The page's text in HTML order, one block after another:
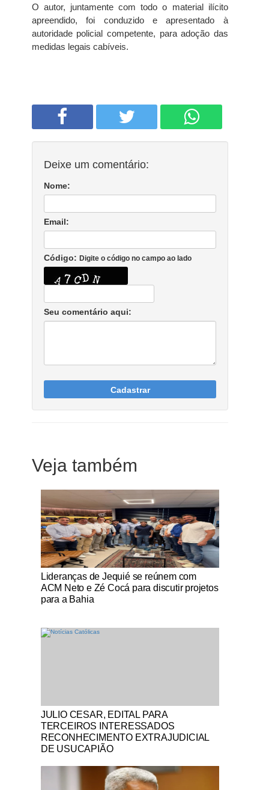
O autor, juntamente com todo o material ilícito
apreendido, foi conduzido e apresentado à
autoridade policial competente, para adoção das
medidas legais cabíveis.
Deixe um comentário:
Nome:
Email:
Código: Digite o código no campo ao lado
Seu comentário aqui:
Cadastrar
Veja também
Notícias Católicas
Lideranças de Jequié se reúnem com
ACM Neto e Zé Cocá para discutir projetos
para a Bahia
Notícias Católicas
JULIO CESAR, EDITAL PARA
TERCEIROS INTERESSADOS
RECONHECIMENTO EXTRAJUDICIAL
DE USUCAPIÃO